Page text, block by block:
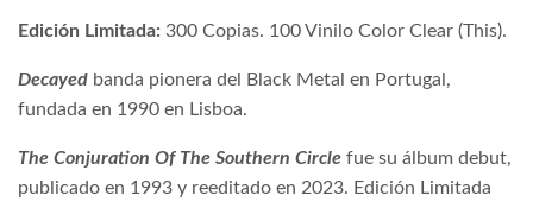
Edición Limitada: 300 Copias. 100 Vinilo Color Clear (This).
Decayed banda pionera del Black Metal en Portugal,
fundada en 1990 en Lisboa.
The Conjuration Of The Southern Circle fue su álbum debut,
publicado en 1993 y reeditado en 2023. Edición Limitada